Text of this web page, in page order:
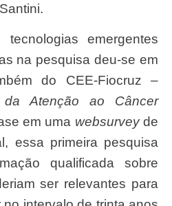
na pesquisa deu-se em
do CEE-Fiocruz –
da Atenção ao Câncer
em uma websurveyde
essa primeira pesquisa
qualificada sobre
ser relevantes para